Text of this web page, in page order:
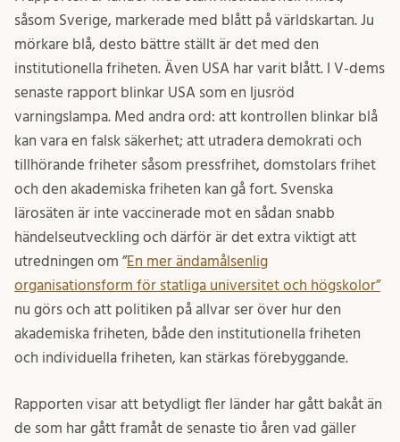
såsom Sverige, markerade med blått på världskartan. Ju
mörkare blå, desto bättre ställt är det med den
institutionella friheten. Även USA har varit blått. I V-dems
senaste rapport blinkar USA som en ljusröd
varningslampa. Med andra ord: att kontrollen blinkar blå
kan vara en falsk säkerhet; att utradera demokrati och
tillhörande friheter såsom pressfrihet, domstolars frihet
och den akademiska friheten kan gå fort. Svenska
lärosäten är inte vaccinerade mot en sådan snabb
händelseutveckling och därför är det extra viktigt att
utredningen om ”En mer ändamålsenlig
organisationsform för statliga universitet och högskolor”
nu görs och att politiken på allvar ser över hur den
akademiska friheten, både den institutionella friheten
och individuella friheten, kan stärkas förebyggande.
Rapporten visar att betydligt fler länder har gått bakåt än
de som har gått framåt de senaste tio åren vad gäller